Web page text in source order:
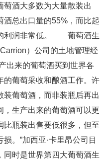
萄酒大多数为大量散装出
酒总出口量的55%，而比起
利润非常低。 葡萄酒生
）公司的土地管理经
出来的葡萄酒买到世界各
的葡萄采收和酿酒工作。许
装葡萄酒，而非装瓶后再出
，生产出来的葡萄酒可以更
比瓶装出售要低很多，但至
。”加西亚·卡里昂公司目
同时是世界第四大葡萄酒生